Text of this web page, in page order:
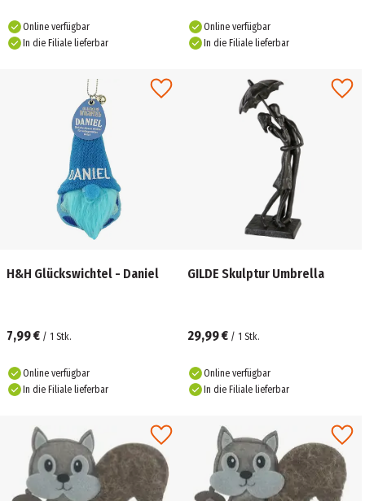
Online verfügbar
In die Filiale lieferbar
Online verfügbar
In die Filiale lieferbar
H&H Glückswichtel - Daniel
7,99 € / 1 Stk.
Online verfügbar
In die Filiale lieferbar
GILDE Skulptur Umbrella
29,99 € / 1 Stk.
Online verfügbar
In die Filiale lieferbar